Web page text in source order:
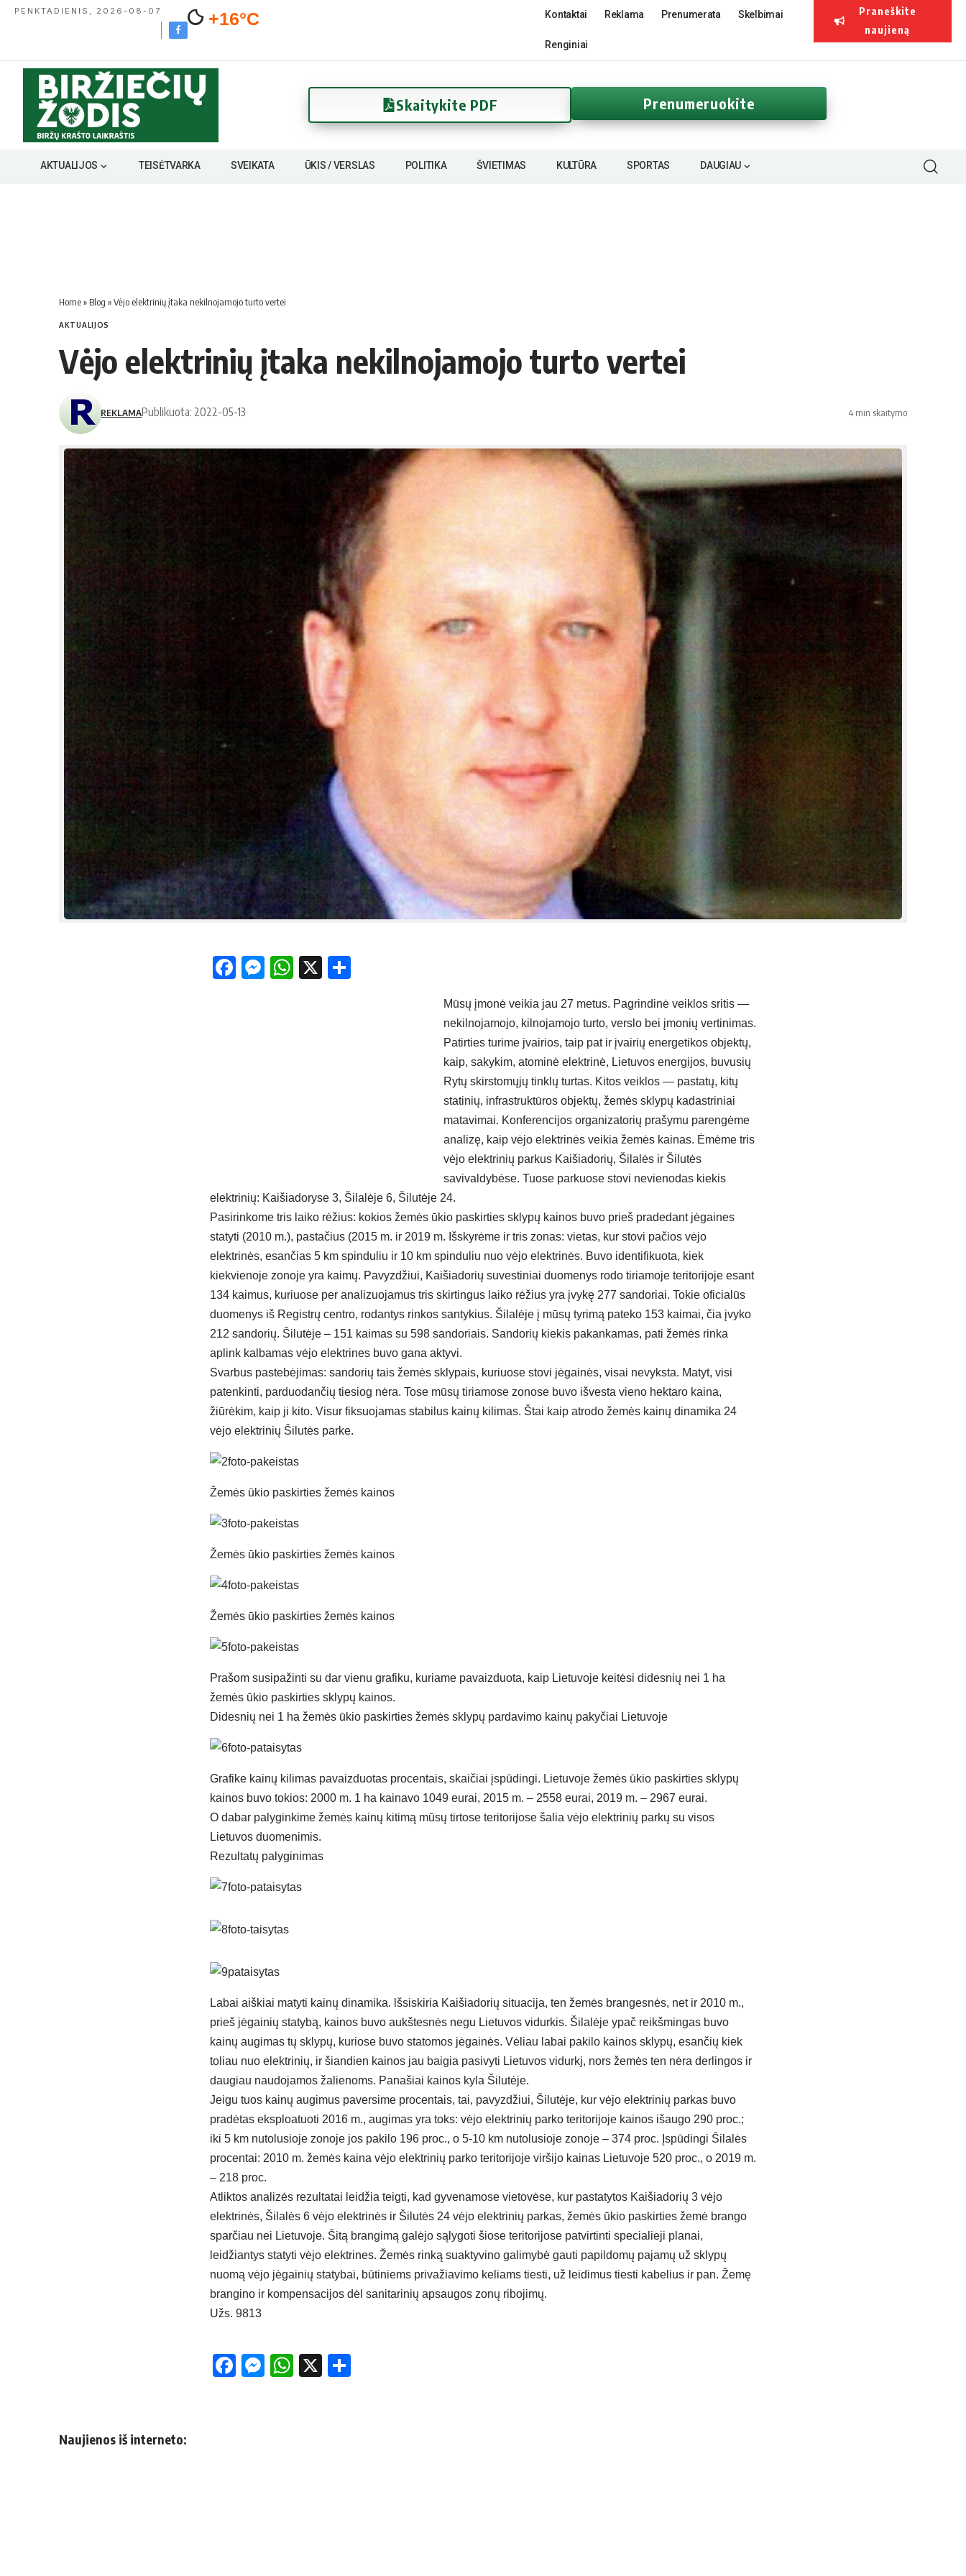
PENKTADIENIS, 2026-08-07 +16°C Kontaktai Reklama Prenumerata Skelbimai
Renginiai
Praneškite
naujieną
Skaitykite PDF Prenumeruokite
AKTUALIJOS TEISĖTVARKA SVEIKATA ŪKIS / VERSLAS POLITIKA ŠVIETIMAS KULTŪRA SPORTAS DAUGIAU
Home» Blog »Vėjo elektrinių įtaka nekilnojamojo turto vertei
AKTUALIJOS
Vėjo elektrinių įtaka nekilnojamojo turto vertei
REKLAMAPublikuota: 2022-05-13 4 min skaitymo
Facebook
Messenger
WhatsApp
X
Mūsų įmonė veikia jau 27 metus. Pagrindinė veiklos sritis —
nekilnojamojo, kilnojamojo turto, verslo bei įmonių vertinimas.
Patirties turime jvairios, taip pat ir įvairių energetikos objektų,
kaip, sakykim, atominė elektrinė, Lietuvos energijos, buvusių
Rytų skirstomųjų tinklų turtas. Kitos veiklos — pastatų, kitų
statinių, infrastruktūros objektų, žemės sklypų kadastriniai
matavimai. Konferencijos organizatorių prašymu parengėme
analizę, kaip vėjo elektrinės veikia žemės kainas. Ėmėme tris
vėjo elektrinių parkus Kaišiadorių, Šilalės ir Šilutės
savivaldybėse. Tuose parkuose stovi nevienodas kiekis
elektrinių: Kaišiadoryse 3, Šilalėje 6, Šilutėje 24.
Pasirinkome tris laiko rėžius: kokios žemės ūkio paskirties sklypų kainos buvo prieš pradedant jėgaines
statyti (2010 m.), pastačius (2015 m. ir 2019 m. Išskyrėme ir tris zonas: vietas, kur stovi pačios vėjo
elektrinės, esančias 5 km spinduliu ir 10 km spinduliu nuo vėjo elektrinės. Buvo identifikuota, kiek
kiekvienoje zonoje yra kaimų. Pavyzdžiui, Kaišiadorių suvestiniai duomenys rodo tiriamoje teritorijoje esant
134 kaimus, kuriuose per analizuojamus tris skirtingus laiko rėžius yra įvykę 277 sandoriai. Tokie oficialūs
duomenys iš Registrų centro, rodantys rinkos santykius. Šilalėje į mūsų tyrimą pateko 153 kaimai, čia įvyko
212 sandorių. Šilutėje – 151 kaimas su 598 sandoriais. Sandorių kiekis pakankamas, pati žemės rinka
aplink kalbamas vėjo elektrines buvo gana aktyvi.
Svarbus pastebėjimas: sandorių tais žemės sklypais, kuriuose stovi jėgainės, visai nevyksta. Matyt, visi
patenkinti, parduodančių tiesiog nėra. Tose mūsų tiriamose zonose buvo išvesta vieno hektaro kaina,
žiūrėkim, kaip ji kito. Visur fiksuojamas stabilus kainų kilimas. Štai kaip atrodo žemės kainų dinamika 24
vėjo elektrinių Šilutės parke.
Žemės ūkio paskirties žemės kainos
Žemės ūkio paskirties žemės kainos
Žemės ūkio paskirties žemės kainos
Prašom susipažinti su dar vienu grafiku, kuriame pavaizduota, kaip Lietuvoje keitėsi didesnių nei 1 ha
žemės ūkio paskirties sklypų kainos.
Didesnių nei 1 ha žemės ūkio paskirties žemės sklypų pardavimo kainų pakyčiai Lietuvoje
Grafike kainų kilimas pavaizduotas procentais, skaičiai įspūdingi. Lietuvoje žemės ūkio paskirties sklypų
kainos buvo tokios: 2000 m. 1 ha kainavo 1049 eurai, 2015 m. – 2558 eurai, 2019 m. – 2967 eurai.
O dabar palyginkime žemės kainų kitimą mūsų tirtose teritorijose šalia vėjo elektrinių parkų su visos
Lietuvos duomenimis.
Rezultatų palyginimas
Labai aiškiai matyti kainų dinamika. lšsiskiria Kaišiadorių situacija, ten žemės brangesnės, net ir 2010 m.,
prieš jėgainių statybą, kainos buvo aukštesnės negu Lietuvos vidurkis. Šilalėje ypač reikšmingas buvo
kainų augimas tų sklypų, kuriose buvo statomos jėgainės. Vėliau labai pakilo kainos sklypų, esančių kiek
toliau nuo elektrinių, ir šiandien kainos jau baigia pasivyti Lietuvos vidurkj, nors žemės ten nėra derlingos ir
daugiau naudojamos žalienoms. Panašiai kainos kyla Šilutėje.
Jeigu tuos kainų augimus paversime procentais, tai, pavyzdžiui, Šilutėje, kur vėjo elektrinių parkas buvo
pradėtas eksploatuoti 2016 m., augimas yra toks: vėjo elektrinių parko teritorijoje kainos išaugo 290 proc.;
iki 5 km nutolusioje zonoje jos pakilo 196 proc., o 5-10 km nutolusioje zonoje – 374 proc. Įspūdingi Šilalės
procentai: 2010 m. žemės kaina vėjo elektrinių parko teritorijoje viršijo kainas Lietuvoje 520 proc., o 2019 m.
– 218 proc.
Atliktos analizės rezultatai leidžia teigti, kad gyvenamose vietovėse, kur pastatytos Kaišiadorių 3 vėjo
elektrinės, Šilalės 6 vėjo elektrinės ir Šilutės 24 vėjo elektrinių parkas, žemės ūkio paskirties žemė brango
sparčiau nei Lietuvoje. Šitą brangimą galėjo sąlygoti šiose teritorijose patvirtinti specialieji planai,
leidžiantys statyti vėjo elektrines. Žemės rinką suaktyvino galimybė gauti papildomų pajamų už sklypų
nuomą vėjo jėgainių statybai, būtiniems privažiavimo keliams tiesti, už leidimus tiesti kabelius ir pan. Žemę
brangino ir kompensacijos dėl sanitarinių apsaugos zonų ribojimų.
Užs. 9813
Facebook
Messenger
WhatsApp
X
Naujienos iš interneto: